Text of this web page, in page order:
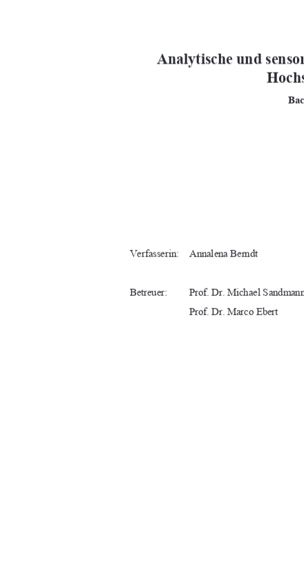
Analytische und
Verfasserin:    Annalena Berndt
Betreuer: Prof. Dr. Michael
Prof. Dr. Marco Ebert